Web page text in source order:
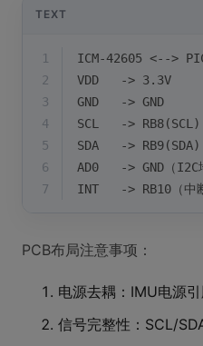
TEXT
1
ICM-42605 <-->
2
VDD   -> 3.3V
3
GND   -> GND
4
SCL   -> RB8(SCL)
5
SDA   -> RB9(SDA)
6
AD0   -> GND（I2C
7
INT   -> RB10（中
PCB布局注意事项：
电源去耦：IMU电源
信号完整性：SCL/